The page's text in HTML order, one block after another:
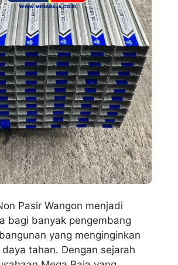
Pasir Wangon menjadi
bagi banyak pengembang
yang menginginkan
tahan. Dengan sejarah